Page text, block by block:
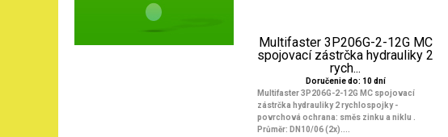
Multifaster 3P206G-2-12G MC
spojovací zástrčka hydrauliky 2
rych...
Doručenie do: 10 dní
Multifaster 3P206G-2-12G MC spojovací
zástrčka hydrauliky 2 rychlospojky -
povrchová ochrana: směs zinku a niklu .
Průměr: DN10/06 (2x)....